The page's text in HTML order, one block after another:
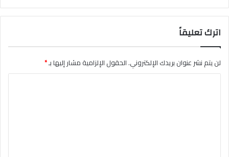
اترك تعليقاً
لن يتم نشر عنوان بريدك الإلكتروني.الحقول الإلزامية مشار إليها بـ*